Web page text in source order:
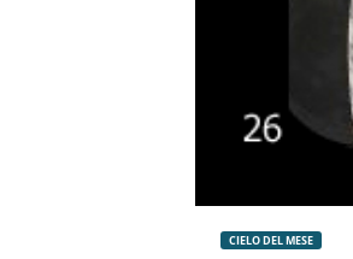
CIELO DEL MESE